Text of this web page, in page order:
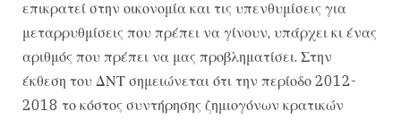
επικρατεί στην οικονομία και τις υπενθυμίσεις για
μεταρρυθμίσεις που πρέπει να γίνουν, υπάρχει κι ένας
αριθμός που πρέπει να μας προβληματίσει. Στην
έκθεση του ΔΝΤ σημειώνεται ότι την περίοδο 2012-
2018 το κόστος συντήρησης ζημιογόνων κρατικών